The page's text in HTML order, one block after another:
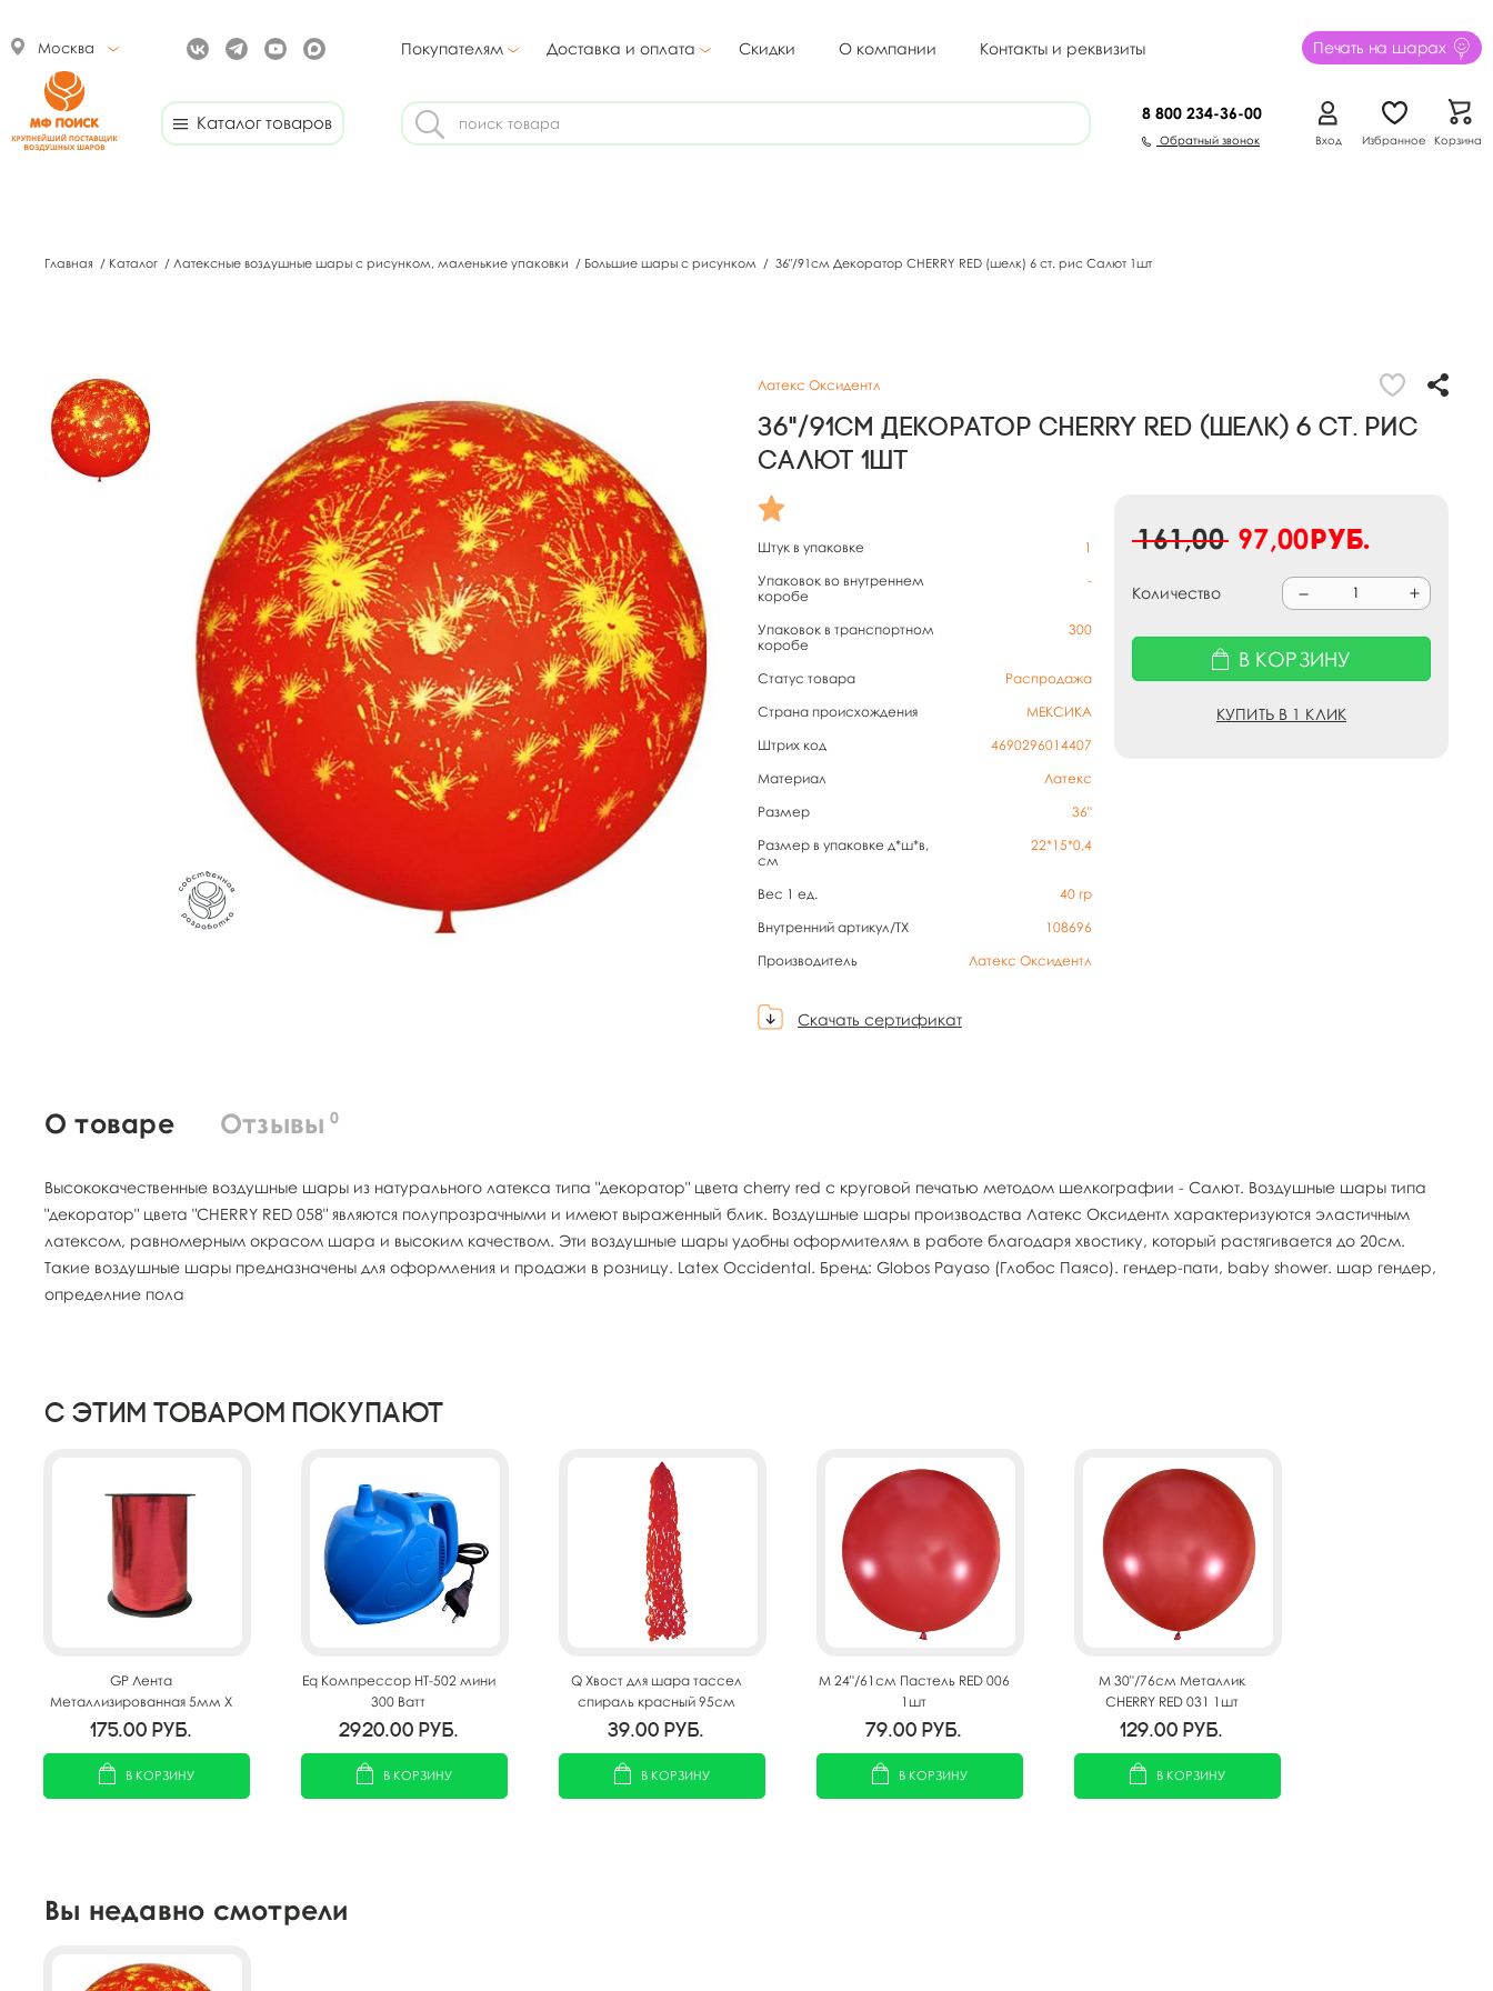
Москва Покупателям Доставка и оплата Скидки О компании Контакты и реквизиты Печать на шарах
Каталог товаров 8 800 234-36-00
Обратный звонок Вход Избранное Корзина
Главная / Каталог / Латексные воздушные шары с рисунком, маленькие упаковки / Большие шары с рисунком / 36"/91см Декоратор CHERRY RED (шелк) 6 ст. рис Салют 1шт
Латекс Оксидентл
36"/91см Декоратор CHERRY RED (шелк) 6 ст. рис
Салют 1шт
Штук в упаковке
1
Упаковок во внутреннем
коробе
-
Упаковок в транспортном
коробе
300
Статус товара
Распродажа
Страна происхождения
МЕКСИКА
Штрих код
4690296014407
Материал
Латекс
Размер
36"
Размер в упаковке д*ш*в,
см
22*15*0,4
Вес 1 ед. 40 гр
Внутренний артикул/TX
108696
Производитель
Латекс Оксидентл
Скачать сертификат
161,00 97,00руб.
Количество
В КОРЗИНУ
КУПИТЬ В 1 КЛИК
О товаре Отзывы 0
Высококачественные воздушные шары из натурального латекса типа "декоратор" цвета cherry red с круговой печатью методом шелкографии - Салют. Воздушные шары типа
"декоратор" цвета "CHERRY RED 058" являются полупрозрачными и имеют выраженный блик. Воздушные шары производства Латекс Оксидентл характеризуются эластичным
латексом, равномерным окрасом шара и высоким качеством. Эти воздушные шары удобны оформителям в работе благодаря хвостику, который растягивается до 20см.
Такие воздушные шары предназначены для оформления и продажи в розницу. Latex Occidental. Бренд: Globos Payaso (Глобос Паясо). гендер-пати, baby shower. шар гендер,
определние пола
С этим товаром покупают
GP Лента
Металлизированная 5мм X
250м Красная
175.00 руб.
В КОРЗИНУ
Eq Компрессор HT-502 мини
300 Ватт
2920.00 руб.
В КОРЗИНУ
Q Хвост для шара тассел
спираль красный 95см
39.00 руб.
В КОРЗИНУ
M 24"/61см Пастель RED 006
1шт
79.00 руб.
В КОРЗИНУ
M 30"/76см Металлик
CHERRY RED 031 1шт
129.00 руб.
В КОРЗИНУ
Вы недавно смотрели